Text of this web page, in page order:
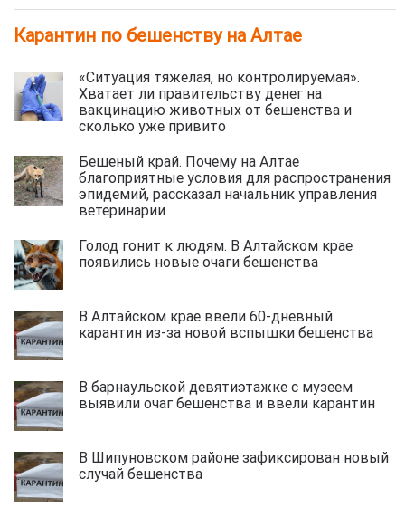
Карантин по бешенству на Алтае
«Ситуация тяжелая, но контролируемая».
Хватает ли правительству денег на
вакцинацию животных от бешенства и
сколько уже привито
Бешеный край. Почему на Алтае
благоприятные условия для распространения
эпидемий, рассказал начальник управления
ветеринарии
Голод гонит к людям. В Алтайском крае
появились новые очаги бешенства
В Алтайском крае ввели 60-дневный
карантин из-за новой вспышки бешенства
В барнаульской девятиэтажке с музеем
выявили очаг бешенства и ввели карантин
В Шипуновском районе зафиксирован новый
случай бешенства